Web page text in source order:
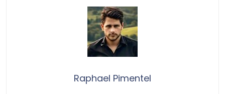
Raphael Pimentel